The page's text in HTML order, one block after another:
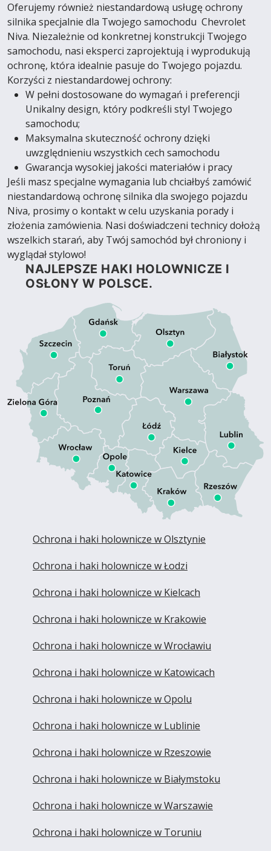
Oferujemy również niestandardową usługę ochrony
silnika specjalnie dla Twojego samochodu Chevrolet
Niva. Niezależnie od konkretnej konstrukcji Twojego
samochodu, nasi eksperci zaprojektują i wyprodukują
ochronę, która idealnie pasuje do Twojego pojazdu.
Korzyści z niestandardowej ochrony:
W pełni dostosowane do wymagań i preferencji
Unikalny design, który podkreśli styl Twojego
samochodu;
Maksymalna skuteczność ochrony dzięki
uwzględnieniu wszystkich cech samochodu
Gwarancja wysokiej jakości materiałów i pracy
Jeśli masz specjalne wymagania lub chciałbyś zamówić
niestandardową ochronę silnika dla swojego pojazdu
Niva, prosimy o kontakt w celu uzyskania porady i
złożenia zamówienia. Nasi doświadczeni technicy dołożą
wszelkich starań, aby Twój samochód był chroniony i
wyglądał stylowo!
NAJLEPSZE HAKI HOLOWNICZE I
OSŁONY W POLSCE.
Ochrona i haki holownicze w Olsztynie
Ochrona i haki holownicze w Łodzi
Ochrona i haki holownicze w Kielcach
Ochrona i haki holownicze w Krakowie
Ochrona i haki holownicze w Wrocławiu
Ochrona i haki holownicze w Katowicach
Ochrona i haki holownicze w Opolu
Ochrona i haki holownicze w Lublinie
Ochrona i haki holownicze w Rzeszowie
Ochrona i haki holownicze w Białymstoku
Ochrona i haki holownicze w Warszawie
Ochrona i haki holownicze w Toruniu